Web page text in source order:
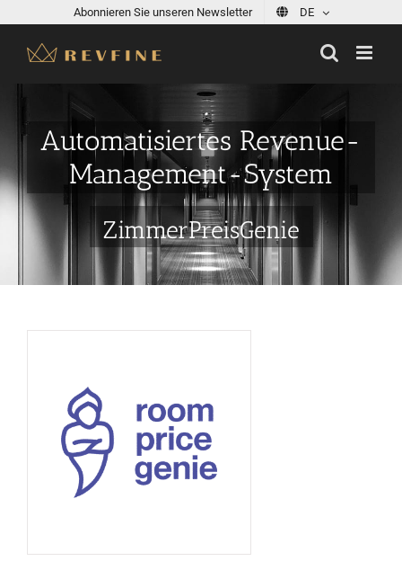
content
Abonnieren Sie unseren Newsletter DE
Automatisiertes Revenue-
Management-System
ZimmerPreisGenie